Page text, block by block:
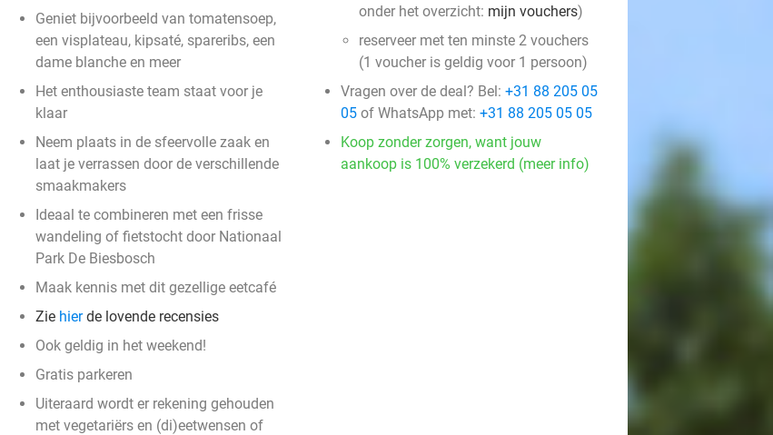
Geniet bijvoorbeeld van tomatensoep,
een visplateau, kipsaté, spareribs, een
dame blanche en meer
Het enthousiaste team staat voor je
klaar
Neem plaats in de sfeervolle zaak en
laat je verrassen door de verschillende
smaakmakers
Ideaal te combineren met een frisse
wandeling of fietstocht door Nationaal
Park De Biesbosch
Maak kennis met dit gezellige eetcafé
Zie hierde lovende recensies
Ook geldig in het weekend!
Gratis parkeren
Uiteraard wordt er rekening gehouden
met vegetariërs en (di)eetwensen of
onder het overzicht: mijn vouchers)
reserveer met ten minste 2 vouchers
(1 voucher is geldig voor 1 persoon)
Vragen over de deal? Bel: +31 88 205 05
05 of WhatsApp met: +31 88 205 05 05
Koop zonder zorgen, want jouw
aankoop is 100% verzekerd (meer info)